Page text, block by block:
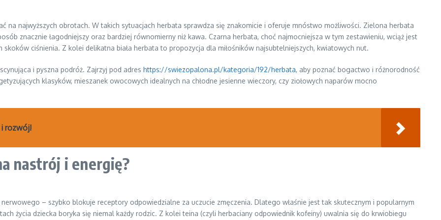
na najwyższych obrotach. W takich sytuacjach herbata sprawdza się znakomicie i oferuje mnóstwo możliwości. Zielona herbata
znacznie łagodniejszy oraz bardziej równomierny niż kawa. Czarna herbata, choć najmocniejsza w tym zestawieniu, wciąż jest
ciśnienia. Z kolei delikatna biała herbata to propozycja dla miłośników najsubtelniejszych, kwiatowych nut.
i pyszna podróż. Zajrzyj pod adres https://swiezopalona.pl/kategoria/192/herbata, aby poznać bogactwo i różnorodność
klasyków, mieszanek owocowych idealnych na chłodne jesienne wieczory, czy ziołowych naparów mocno
i rozwój!
nastrój i energię?
– szybko blokuje receptory odpowiedzialne za uczucie zmęczenia. Dlatego właśnie jest tak skutecznym i popularnym
życia dziecka boryka się niemal każdy rodzic. Z kolei teina (czyli herbaciany odpowiednik kofeiny) uwalnia się do krwiobiegu